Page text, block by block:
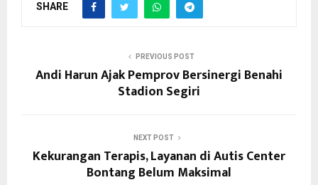
SHARE
PREVIOUS POST
Andi Harun Ajak Pemprov Bersinergi Benahi
Stadion Segiri
NEXT POST
Kekurangan Terapis, Layanan di Autis Center
Bontang Belum Maksimal